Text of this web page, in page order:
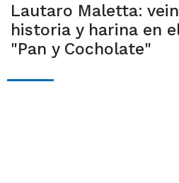
Lautaro Maletta:
historia y harina en
"Pan y Cocholate"